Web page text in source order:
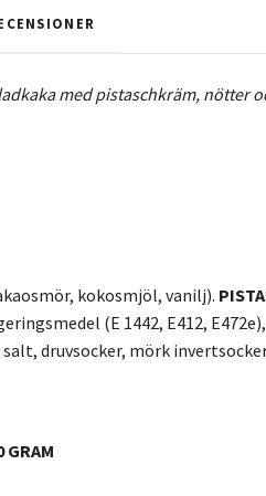
med pistaschkräm, nötter
kokosmjöl, vanilj).
(E 1442, E412,
salt, druvsocker, mörk
GRAM